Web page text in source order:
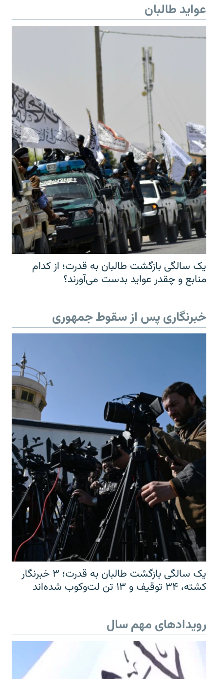
عواید طالبان
یک سالگی بازگشت طالبان به قدرت؛ از کدام
منابع و چقدر عواید بدست می‌آورند؟
خبرنگاری پس از سقوط جمهوری
یک سالگی بازگشت طالبان به قدرت؛ ۳ خبرنگار
کشته، ۳۴ توقیف و ۱۳ تن لت‌وکوب شده‌اند
رویدادهای مهم سال